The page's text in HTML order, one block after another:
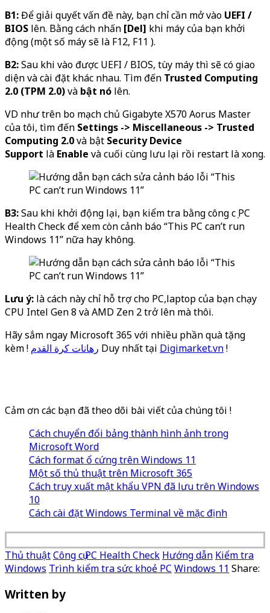
B1:Để giải quyết vấn đề này, bạn chỉ cần mở vào UEFI /
BIOS lên. Bằng cách nhấn [Del] khi máy của bạn khởi
động (một số máy sẽ là F12, F11 ).
B2:Sau khi vào được UEFI / BIOS, tùy máy thì sẽ có giao
diện và cài đặt khác nhau. Tìm đến Trusted Computing
2.0 (TPM 2.0)và bật nó lên.
VD như trên bo mạch chủ Gigabyte X570 Aorus Master
của tôi, tìm đến Settings -> Miscellaneous -> Trusted
Computing 2.0và bật Security Device
Support là Enable và cuối cùng lưu lại rồi restart là xong.
B3:Sau khi khởi động lại, bạn kiểm tra bằng công cụ PC
Health Check để xem còn cảnh báo “This PC can’t run
Windows 11” nữa hay không.
Lưu ý: là cách này chỉ hỗ trợ cho PC,laptop của bạn chạy
CPU Intel Gen 8 và AMD Zen 2 trở lên mà thôi.
Hãy sắm ngay Microsoft 365 với nhiều phần quà tặng
kèm ! رهانات كرة القدم Duy nhất tại Digimarket.vn!
Cảm ơn các bạn đã theo dõi bài viết của chúng tôi !
Cách chuyển đổi bảng thành hình ảnh trong
Microsoft Word
Cách format ổ cứng trên Windows 11
Một số thủ thuật trên Microsoft 365
Cách truy xuất mật khẩu VPN đã lưu trên Windows
10
Cách cài đặt Windows Terminal về mặc định
Thủ thuậtCông cụ PC Health Check Hướng dẫn Kiểm tra
Windows Trình kiểm tra sức khoẻ PC Windows 11 Share:
Written by